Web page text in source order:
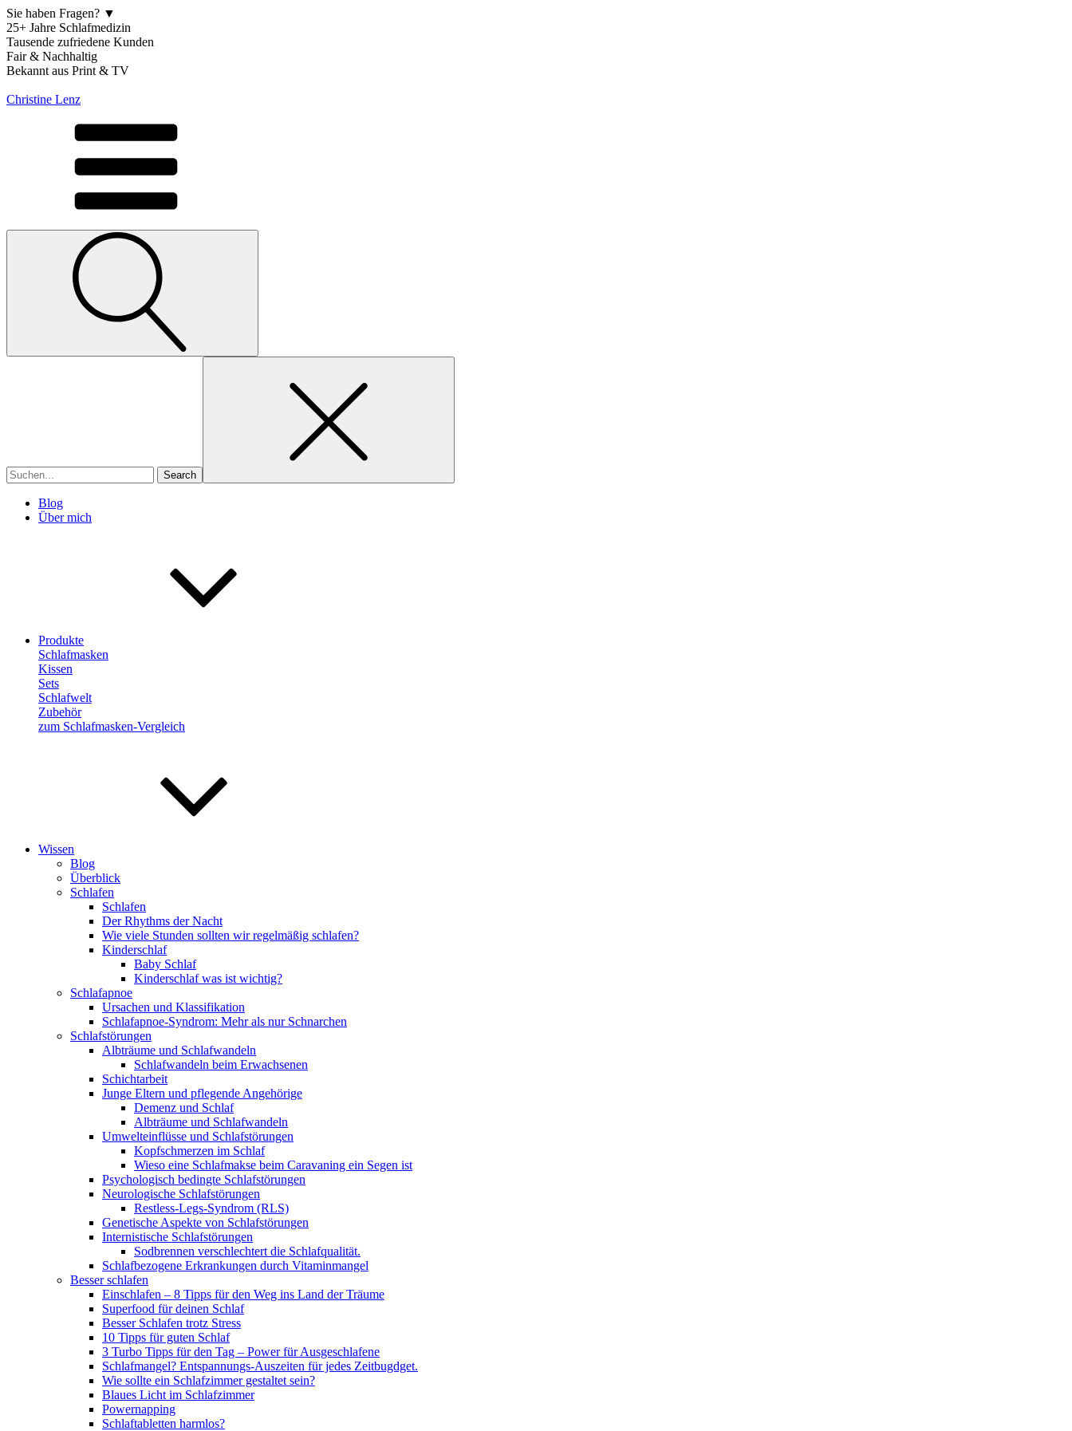
Sie haben Fragen? ▼
25+ Jahre Schlafmedizin
Tausende zufriedene Kunden
Fair & Nachhaltig
Bekannt aus Print & TV
Christine Lenz
Blog
Über mich
Produkte
Schlafmasken
Kissen
Sets
Schlafwelt
Zubehör
zum Schlafmasken-Vergleich
Wissen
Blog
Überblick
Schlafen
Schlafen
Der Rhythms der Nacht
Wie viele Stunden sollten wir regelmäßig schlafen?
Kinderschlaf
Baby Schlaf
Kinderschlaf was ist wichtig?
Schlafapnoe
Ursachen und Klassifikation
Schlafapnoe-Syndrom: Mehr als nur Schnarchen
Schlafstörungen
Albträume und Schlafwandeln
Schlafwandeln beim Erwachsenen
Schichtarbeit
Junge Eltern und pflegende Angehörige
Demenz und Schlaf
Albträume und Schlafwandeln
Umwelteinflüsse und Schlafstörungen
Kopfschmerzen im Schlaf
Wieso eine Schlafmakse beim Caravaning ein Segen ist
Psychologisch bedingte Schlafstörungen
Neurologische Schlafstörungen
Restless-Legs-Syndrom (RLS)
Genetische Aspekte von Schlafstörungen
Internistische Schlafstörungen
Sodbrennen verschlechtert die Schlafqualität.
Schlafbezogene Erkrankungen durch Vitaminmangel
Besser schlafen
Einschlafen – 8 Tipps für den Weg ins Land der Träume
Superfood für deinen Schlaf
Besser Schlafen trotz Stress
10 Tipps für guten Schlaf
3 Turbo Tipps für den Tag – Power für Ausgeschlafene
Schlafmangel? Entspannungs-Auszeiten für jedes Zeitbugdget.
Wie sollte ein Schlafzimmer gestaltet sein?
Blaues Licht im Schlafzimmer
Powernapping
Schlaftabletten harmlos?